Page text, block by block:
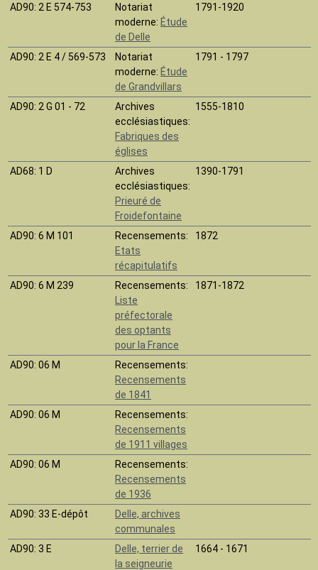
AD90: 2 E 574-753
Notariat
moderne: Étude
de Delle
1791-1920
AD90: 2 E 4 / 569-573
Notariat
moderne: Étude
de Grandvillars
1791 - 1797
AD90: 2 G 01 - 72
Archives
ecclésiastiques:
Fabriques des
églises
1555-1810
AD68: 1 D
Archives
ecclésiastiques:
Prieuré de
Froidefontaine
1390-1791
AD90: 6 M 101
Recensements:
Etats
récapitulatifs
1872
AD90: 6 M 239
Recensements:
Liste
préfectorale
des optants
pour la France
1871-1872
AD90: 06 M
Recensements:
Recensements
de 1841
AD90: 06 M
Recensements:
Recensements
de 1911 villages
AD90: 06 M
Recensements:
Recensements
de 1936
AD90: 33 E-dépôt
Delle, archives
communales
AD90: 3 E
Delle, terrier de
la seigneurie
1664 - 1671